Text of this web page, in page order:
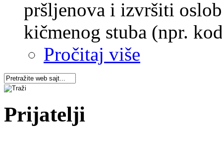
pršljenova i izvršiti
kičmenog stuba (npr.
Pročitaj više
Prijatelji